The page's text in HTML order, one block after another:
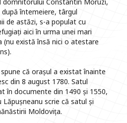
întemeiere, târgul
de astăzi, s-a populat cu
aici în urma unei mari
(nu există însă nici o atestare
că orașul a existat înainte
din 8 august 1780. Satul
în documente din 1490 și 1550,
scrie că satul și
Moldovița.